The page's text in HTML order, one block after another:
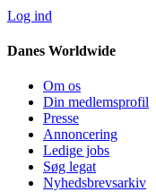
Log ind
Danes Worldwide
Om os
Din medlemsprofil
Presse
Annoncering
Ledige jobs
Søg legat
Nyhedsbrevsarkiv